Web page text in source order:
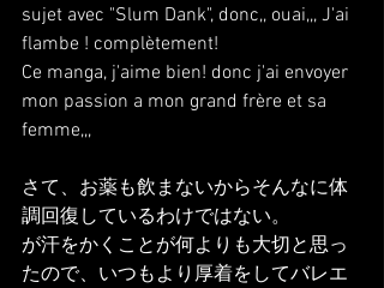
sujet avec "Slum Dank", donc,, ouai,,, J'ai
flambe ! complètement!
Ce manga, j'aime bien! donc j'ai envoyer
mon passion a mon grand frère et sa
femme,,,
さて、お薬も飲まないからそんなに体
調回復しているわけではない。
が汗をかくことが何よりも大切と思っ
たので、いつもより厚着をしてバレエ